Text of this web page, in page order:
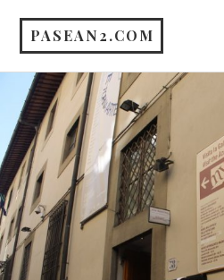
PASEAN2.COM